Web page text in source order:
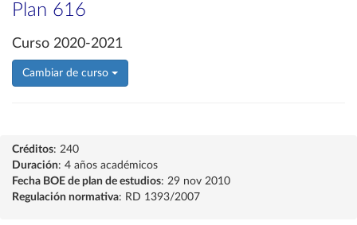
Plan 616
Curso 2020-2021
Cambiar de curso
Créditos: 240
Duración: 4 años académicos
Fecha BOE de plan de estudios: 29 nov 2010
Regulación normativa: RD 1393/2007